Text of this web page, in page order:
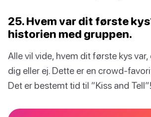
25. Hvem var dit første
historien med gruppen.
Alle vil vide, hvem dit første kys
dig eller ej. Dette er en crowd-
Det er bestemt tid til ”Kiss and Tell”!